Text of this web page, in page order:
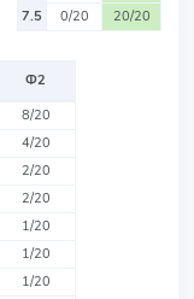
7.5
0/20 20/20
Ф2
8/20
4/20
2/20
2/20
1/20
1/20
1/20